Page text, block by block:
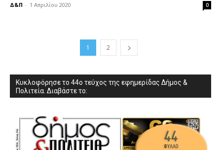
Δ&Π - 1 Απριλίου 2020 0
1 2
Κυκλοφόρησε το 44ο τεύχος της εφημερίδας Δήμος &
Πολιτεία. Διαβάστε το: